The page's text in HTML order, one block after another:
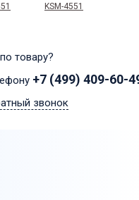
товару?
+7 (499) 409-60-
звонок